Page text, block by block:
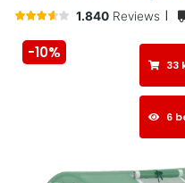
|
33
6
-10%